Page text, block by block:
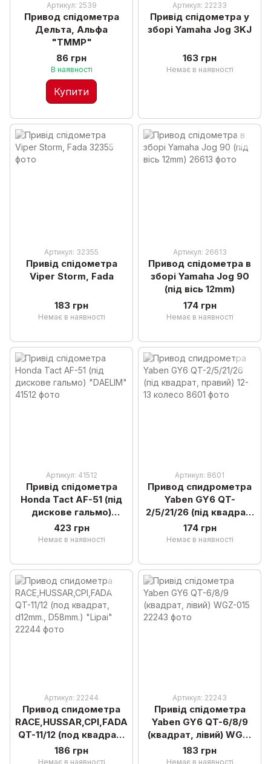
Артикул: 2539
Привод спідометра
Дельта, Альфа
"TMMP"
86 грн
В наявності
Купити
Артикул: 22233
Привід спідометра у
зборі Yamaha Jog 3KJ
163 грн
Немає в наявності
Артикул: 32355
Привід спідометра
Viper Storm, Fada
183 грн
Немає в наявності
Артикул: 26613
Привод спідометра в
зборі Yamaha Jog 90
(під вісь 12mm)
174 грн
Немає в наявності
Артикул: 41512
Привід спідометра
Honda Tact AF-51 (під
дискове гальмо)
"DAELIM"
423 грн
Немає в наявності
Артикул: 8601
Привод спидрометра
Yaben GY6 QT-
2/5/21/26 (під квадрат,
правий) 12-13 колесо
174 грн
Немає в наявності
Артикул: 22244
Привод спидометра
RACE,HUSSAR,CPI,FADA
QT-11/12 (под квадрат,
d12mm., D58mm.)
"Lipai"
186 грн
Немає в наявності
Артикул: 22243
Привід спідометра
Yaben GY6 QT-6/8/9
(квадрат, лівий) WGZ-
015
183 грн
Немає в наявності